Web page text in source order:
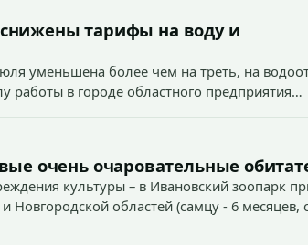
тарифы на воду и
уменьшена более чем на треть, на
работы в городе областного предприятия
очень очаровательные
культуры – в Ивановский зоопарк
Новгородской областей (самцу - 6 месяцев,